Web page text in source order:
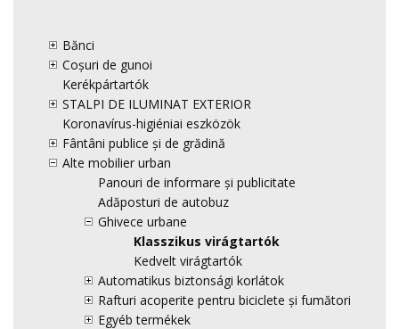
Bănci
Coșuri de gunoi
Kerékpártartók
STALPI DE ILUMINAT EXTERIOR
Koronavírus-higiéniai eszközök
Fântâni publice și de grădină
Alte mobilier urban
Panouri de informare și publicitate
Adăposturi de autobuz
Ghivece urbane
Klasszikus virágtartók
Kedvelt virágtartók
Automatikus biztonsági korlátok
Rafturi acoperite pentru biciclete și fumători
Egyéb termékek